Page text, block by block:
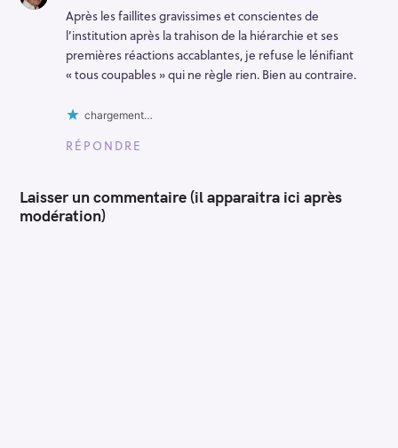
Après les faillites gravissimes et conscientes de
l’institution après la trahison de la hiérarchie et ses
premières réactions accablantes, je refuse le lénifiant
« tous coupables » qui ne règle rien. Bien au contraire.
chargement…
RÉPONDRE
Laisser un commentaire (il apparaitra ici après
modération)